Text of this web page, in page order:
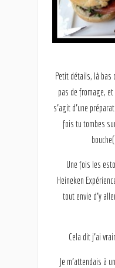
Petit détails, là bas
pas de fromage,
s’agit d’une
fois tu tombes
Une fois les
Heineken
tout envie d’y
Cela dit j’ai
Je m’attendais à